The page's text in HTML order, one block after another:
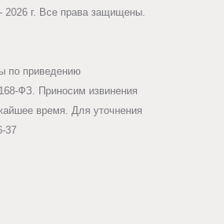
2026 г. Все права защищены.
по приведению
ФЗ. Приносим извинения
время. Для уточнения
37